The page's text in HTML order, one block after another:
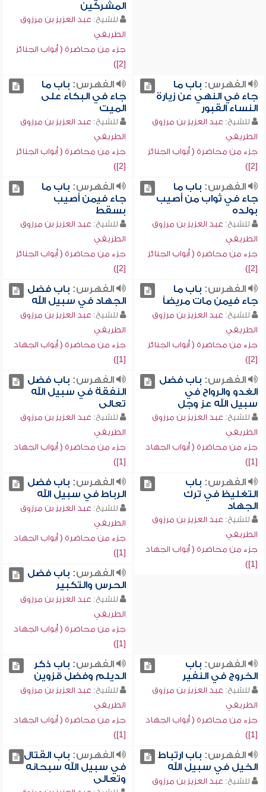
المشركين
للشيخ: عبد العزيز بن مرزوق
الطريفي
جزء من محاضرة ( أبواب الجنائز
[2])
الفهرس: باب ما
جاء في النهي عن زيارة
النساء القبور
للشيخ: عبد العزيز بن مرزوق
الطريفي
جزء من محاضرة ( أبواب الجنائز
[2])
الفهرس: باب ما
جاء في البكاء على
الميت
للشيخ: عبد العزيز بن مرزوق
الطريفي
جزء من محاضرة ( أبواب الجنائز
[2])
الفهرس: باب ما
جاء في ثواب من أصيب
بولده
للشيخ: عبد العزيز بن مرزوق
الطريفي
جزء من محاضرة ( أبواب الجنائز
[2])
الفهرس: باب ما
جاء فيمن أصيب
بسقط
للشيخ: عبد العزيز بن مرزوق
الطريفي
جزء من محاضرة ( أبواب الجنائز
[2])
الفهرس: باب ما
جاء فيمن مات مريضاً
للشيخ: عبد العزيز بن مرزوق
الطريفي
جزء من محاضرة ( أبواب الجنائز
[2])
الفهرس: باب فضل
الجهاد في سبيل الله
للشيخ: عبد العزيز بن مرزوق
الطريفي
جزء من محاضرة ( أبواب الجهاد
[1])
الفهرس: باب فضل
الغدو والرواح في
سبيل الله عز وجل
للشيخ: عبد العزيز بن مرزوق
الطريفي
جزء من محاضرة ( أبواب الجهاد
[1])
الفهرس: باب فضل
النفقة في سبيل الله
تعالى
للشيخ: عبد العزيز بن مرزوق
الطريفي
جزء من محاضرة ( أبواب الجهاد
[1])
الفهرس: باب
التغليظ في ترك
الجهاد
للشيخ: عبد العزيز بن مرزوق
الطريفي
جزء من محاضرة ( أبواب الجهاد
[1])
الفهرس: باب فضل
الرباط في سبيل الله
للشيخ: عبد العزيز بن مرزوق
الطريفي
جزء من محاضرة ( أبواب الجهاد
[1])
الفهرس: باب فضل
الحرس والتكبير
للشيخ: عبد العزيز بن مرزوق
الطريفي
جزء من محاضرة ( أبواب الجهاد
[1])
الفهرس: باب
الخروج في النفير
للشيخ: عبد العزيز بن مرزوق
الطريفي
جزء من محاضرة ( أبواب الجهاد
[1])
الفهرس: باب ذكر
الديلم وفضل قزوين
للشيخ: عبد العزيز بن مرزوق
الطريفي
جزء من محاضرة ( أبواب الجهاد
[1])
الفهرس: باب ارتباط
الخيل في سبيل الله
للشيخ: عبد العزيز بن مرزوق
الفهرس: باب القتال
في سبيل الله سبحانه
وتعالى